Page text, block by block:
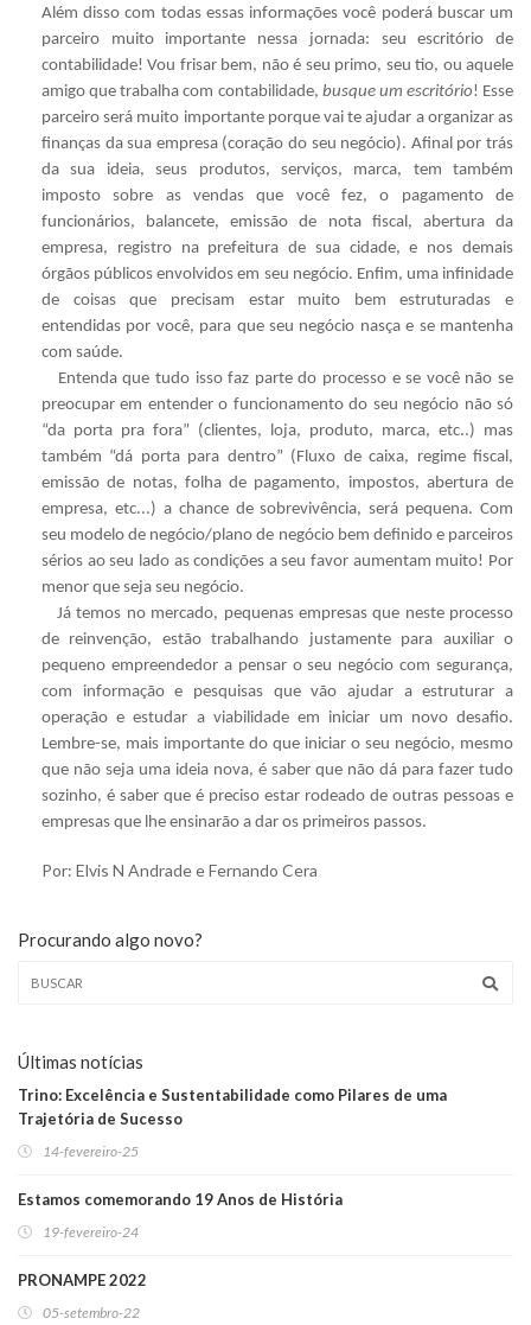
Além disso com todas essas informações você poderá buscar um
parceiro muito importante nessa jornada: seu escritório de
contabilidade! Vou frisar bem, não é seu primo, seu tio, ou aquele
amigo que trabalha com contabilidade, busque um escritório! Esse
parceiro será muito importante porque vai te ajudar a organizar as
finanças da sua empresa (coração do seu negócio). Afinal por trás
da sua ideia, seus produtos, serviços, marca, tem também
imposto sobre as vendas que você fez, o pagamento de
funcionários, balancete, emissão de nota fiscal, abertura da
empresa, registro na prefeitura de sua cidade, e nos demais
órgãos públicos envolvidos em seu negócio. Enfim, uma infinidade
de coisas que precisam estar muito bem estruturadas e
entendidas por você, para que seu negócio nasça e se mantenha
com saúde.
Entenda que tudo isso faz parte do processo e se você não se
preocupar em entender o funcionamento do seu negócio não só
“da porta pra fora” (clientes, loja, produto, marca, etc..) mas
também “dá porta para dentro” (Fluxo de caixa, regime fiscal,
emissão de notas, folha de pagamento, impostos, abertura de
empresa, etc...) a chance de sobrevivência, será pequena. Com
seu modelo de negócio/plano de negócio bem definido e parceiros
sérios ao seu lado as condições a seu favor aumentam muito! Por
menor que seja seu negócio.
Já temos no mercado, pequenas empresas que neste processo
de reinvenção, estão trabalhando justamente para auxiliar o
pequeno empreendedor a pensar o seu negócio com segurança,
com informação e pesquisas que vão ajudar a estruturar a
operação e estudar a viabilidade em iniciar um novo desafio.
Lembre-se, mais importante do que iniciar o seu negócio, mesmo
que não seja uma ideia nova, é saber que não dá para fazer tudo
sozinho, é saber que é preciso estar rodeado de outras pessoas e
empresas que lhe ensinarão a dar os primeiros passos.
Por: Elvis N Andrade e Fernando Cera
Procurando algo novo?
Últimas notícias
Trino: Excelência e Sustentabilidade como Pilares de uma
Trajetória de Sucesso
14-fevereiro-25
Estamos comemorando 19 Anos de História
19-fevereiro-24
PRONAMPE 2022
05-setembro-22